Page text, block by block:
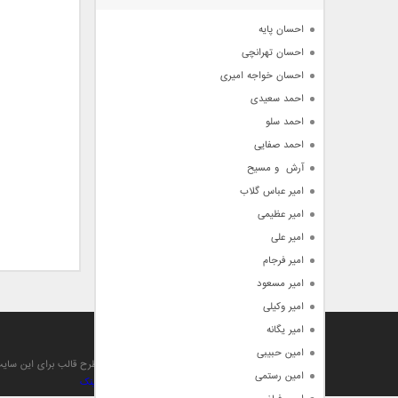
احسان پایه
احسان تهرانچی
احسان خواجه امیری
احمد سعیدی
احمد سلو
احمد صفایی
آرش  و مسیح
امیر عباس گلاب
امیر عظیمی
امیر علی
امیر فرجام
امیر مسعود
امیر وکیلی
امیر یگانه
امین حبیبی
امین رستمی
تمام حقوق مادی , معنوی , مطالب و طرح قالب برای این
بک لینک